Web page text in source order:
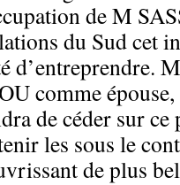
de M
du Sud cet
d’entreprendre.
comme
de céder sur
les sous le
de plus